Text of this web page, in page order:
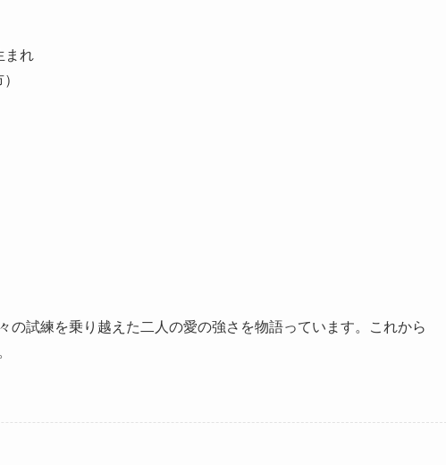
まれ
の試練を乗り越えた二人の愛の強さを物語っています。これから